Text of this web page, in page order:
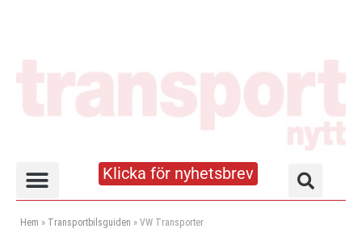
Klicka för nyhetsbrev
Hem » Transportbilsguiden » VW Transporter